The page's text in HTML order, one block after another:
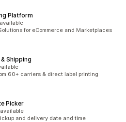
Platform
for eCommerce and Marketplaces
Shipping
60+ carriers & direct label printing
Picker
and delivery date and time